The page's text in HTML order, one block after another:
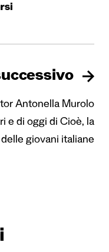
Antonella Murolo
e di oggi di Cioè, la
giovani italiane